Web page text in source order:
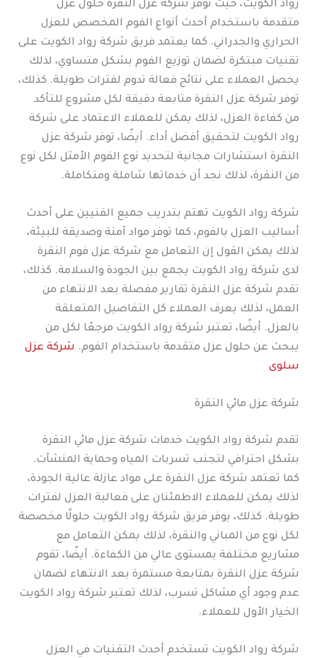
رواد الكويت، حيث توفر شركة عزل النقرة حلول عزل
متقدمة باستخدام أحدث أنواع الفوم المخصص للعزل
الحراري والجدراني. كما يعتمد فريق شركة رواد الكويت على
تقنيات مبتكرة لضمان توزيع الفوم بشكل متساوي، لذلك
يحصل العملاء على نتائج فعالة تدوم لفترات طويلة. كذلك،
توفر شركة عزل النقرة متابعة دقيقة لكل مشروع للتأكد
من كفاءة العزل، لذلك يمكن للعملاء الاعتماد على شركة
رواد الكويت لتحقيق أفضل أداء. أيضًا، توفر شركة عزل
النقرة استشارات مجانية لتحديد نوع الفوم الأمثل لكل نوع
من النقرة، لذلك نجد أن خدماتها شاملة ومتكاملة.
شركة رواد الكويت تهتم بتدريب جميع الفنيين على أحدث
أساليب العزل بالفوم، كما توفر مواد آمنة وصديقة للبيئة،
لذلك يمكن القول إن التعامل مع شركة عزل فوم النقرة
لدى شركة رواد الكويت يجمع بين الجودة والسلامة. كذلك،
تقدم شركة عزل النقرة تقارير مفصلة بعد الانتهاء من
العمل، لذلك يعرف العملاء كل التفاصيل المتعلقة
بالعزل. أيضًا، تعتبر شركة رواد الكويت مرجعًا لكل من
يبحث عن حلول عزل متقدمة باستخدام الفوم. شركة عزل
سلوى
شركة عزل مائي النقرة
تقدم شركة رواد الكويت خدمات شركة عزل مائي النقرة
بشكل احترافي لتجنب تسربات المياه وحماية المنشآت.
كما تعتمد شركة عزل النقرة على مواد عازلة عالية الجودة،
لذلك يمكن للعملاء الاطمئنان على فعالية العزل لفترات
طويلة. كذلك، يوفر فريق شركة رواد الكويت حلولًا مخصصة
لكل نوع من المباني والنقرة، لذلك يمكن التعامل مع
مشاريع مختلفة بمستوى عالي من الكفاءة. أيضًا، تقوم
شركة عزل النقرة بمتابعة مستمرة بعد الانتهاء لضمان
عدم وجود أي مشاكل تسرب، لذلك تعتبر شركة رواد الكويت
الخيار الأول للعملاء.
شركة رواد الكويت تستخدم أحدث التقنيات في العزل